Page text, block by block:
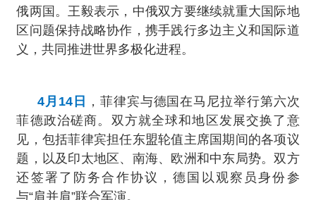
俄两国。王毅表示，中俄双方要继续就重大国际地
区问题保持战略协作，携手践行多边主义和国际道
义，共同推进世界多极化进程。
4月14日
，菲律宾与德国在马尼拉举行第六次
菲德政治磋商。双方就全球和地区发展交换了意
见，包括菲律宾担任东盟轮值主席国期间的各项议
题，以及印太地区、南海、欧洲和中东局势。双方
还签署了防务合作协议，德国以观察员身份参
与“肩并肩”联合军演。